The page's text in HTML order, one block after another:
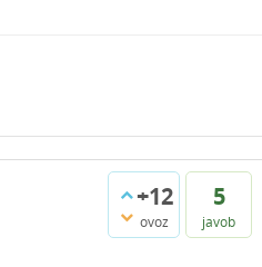
+12
ovoz
5
javob